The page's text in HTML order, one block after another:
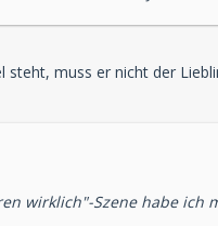
steht, muss er nicht der
wirklich"-Szene habe